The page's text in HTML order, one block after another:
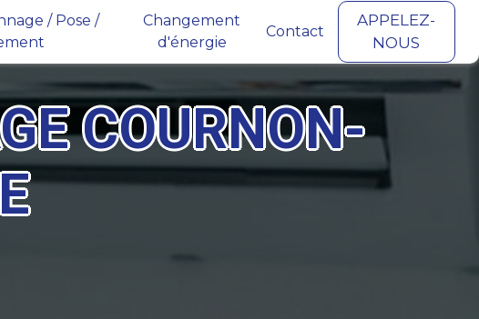
/ Pose /
Changement
d'énergie
Contact
APPELEZ-
NOUS
COURNON-